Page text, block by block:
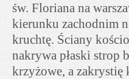
św. Floriana na
kierunku zachodnim
kruchtę. Ściany
nakrywa płaski strop
krzyżowe, a